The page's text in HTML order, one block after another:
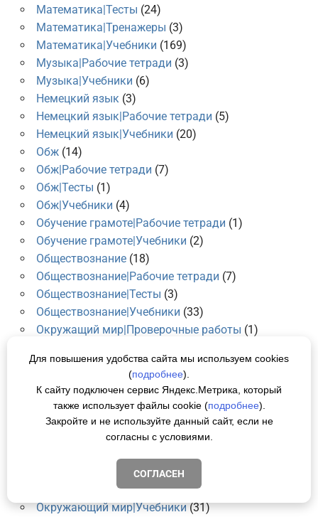
Математика|Тесты (24)
Математика|Тренажеры (3)
Математика|Учебники (169)
Музыка|Рабочие тетради (3)
Музыка|Учебники (6)
Немецкий язык(3)
Немецкий язык|Рабочие тетради (5)
Немецкий язык|Учебники (20)
Обж(14)
Обж|Рабочие тетради (7)
Обж|Тесты (1)
Обж|Учебники (4)
Обучение грамоте|Рабочие тетради (1)
Обучение грамоте|Учебники (2)
Обществознание(18)
Обществознание|Рабочие тетради (7)
Обществознание|Тесты (3)
Обществознание|Учебники (33)
Окружащий мир|Проверочные работы (1)
Окружащий мир|Тесты(2)
Окружащий мир|Учебники
(3)
Окружающий мир(53)
Окружающий мир|Поурочные разработки (3)
Окружающий мир|Рабочие тетради
контрольные работы(1)
Окружающий мир|Тесты(7)
Окружающий мир|Учебники(31)
Для повышения удобства сайта мы используем cookies
(подробнее).
К сайту подключен сервис Яндекс.Метрика, который
также использует файлы cookie (подробнее).
Закройте и не используйте данный сайт, если не
согласны с условиями.
СОГЛАСЕН